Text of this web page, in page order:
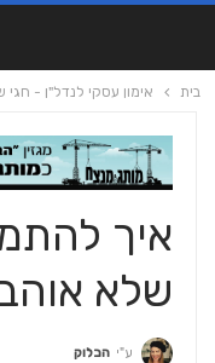
בית אימון עסקי לנדל"ן - חגי
איך
שלא
ע"י הבלוק